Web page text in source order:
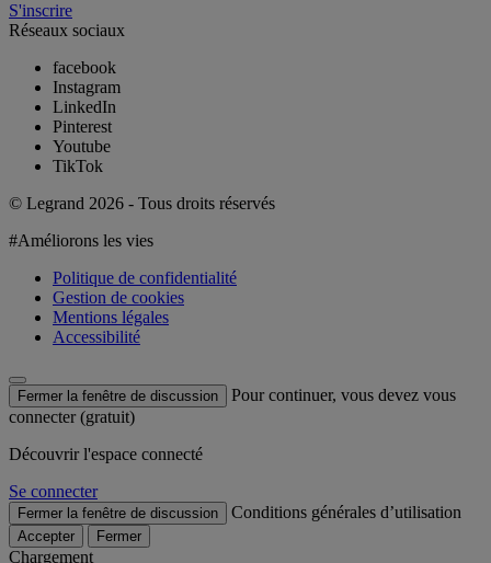
S'inscrire
Réseaux sociaux
facebook
Instagram
LinkedIn
Pinterest
Youtube
TikTok
© Legrand 2026 - Tous droits réservés
#Améliorons les vies
Politique de confidentialité
Gestion de cookies
Mentions légales
Accessibilité
Fermer la fenêtre de discussion
Pour continuer, vous devez vous
connecter (gratuit)
Découvrir l'espace connecté
Se connecter
Fermer la fenêtre de discussion Conditions générales d’utilisation
Accepter Fermer
Chargement